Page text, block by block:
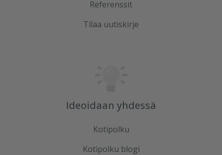
Referenssit
Tilaa uutiskirje
Ideoidaan yhdessä
Kotipolku
Kotipolku blogi